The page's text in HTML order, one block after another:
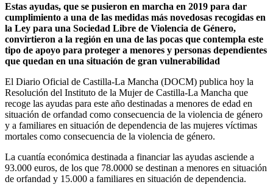
Estas ayudas, que se pusieron en marcha en 2019 para dar
cumplimiento a una de las medidas más novedosas recogidas en
la Ley para una Sociedad Libre de Violencia de Género,
convirtieron a la región en una de las pocas que contempla este
tipo de apoyo para proteger a menores y personas dependientes
que quedan en una situación de gran vulnerabilidad
El Diario Oficial de Castilla-La Mancha (DOCM) publica hoy la
Resolución del Instituto de la Mujer de Castilla-La Mancha que
recoge las ayudas para este año destinadas a menores de edad en
situación de orfandad como consecuencia de la violencia de género
y a familiares en situación de dependencia de las mujeres víctimas
mortales como consecuencia de la violencia de género.
La cuantía económica destinada a financiar las ayudas asciende a
93.000 euros, de los que 78.0000 se destinan a menores en situación
de orfandad y 15.000 a familiares en situación de dependencia.